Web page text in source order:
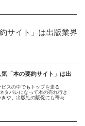
サイト」は出版業界
「本の要約サイト」は出
スの中でもトップを走る
タバレになって本の売れ行き
や、出版社の販促にも寄与し